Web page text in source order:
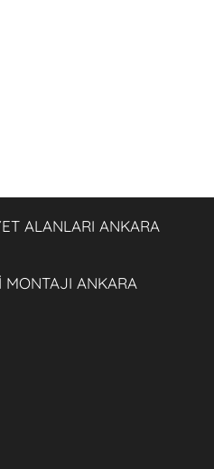
ALANLARI ANKARA
MONTAJI ANKARA